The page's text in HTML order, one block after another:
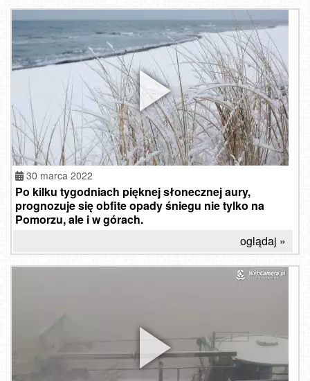
30 marca 2022
Po kilku tygodniach pięknej słonecznej aury,
prognozuje się obfite opady śniegu nie tylko na
Pomorzu, ale i w górach.
oglądaj »